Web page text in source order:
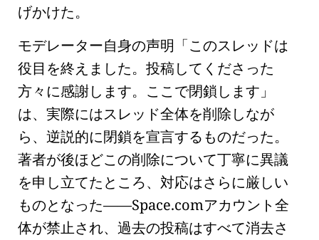
げかけた。
モデレーター自身の声明「このスレッドは
役目を終えました。投稿してくださった
方々に感謝します。ここで閉鎖します」
は、実際にはスレッド全体を削除しなが
ら、逆説的に閉鎖を宣言するものだった。
著者が後ほどこの削除について丁寧に異議
を申し立てたところ、対応はさらに厳しい
ものとなった——Space.comアカウント全
体が禁止され、過去の投稿はすべて消去さ